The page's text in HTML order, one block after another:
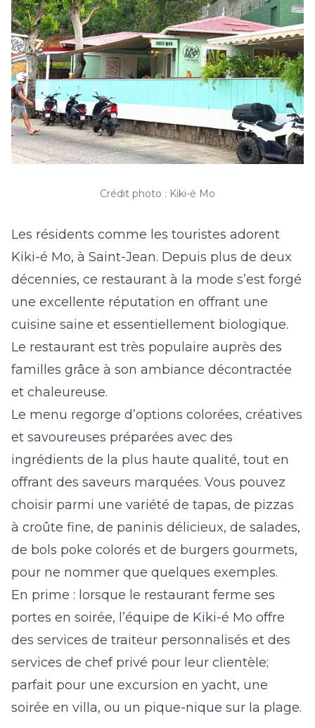
Crédit photo : Kiki-é Mo
Les résidents comme les touristes adorent
Kiki-é Mo, à Saint-Jean. Depuis plus de deux
décennies, ce restaurant à la mode s’est forgé
une excellente réputation en offrant une
cuisine saine et essentiellement biologique.
Le restaurant est très populaire auprès des
familles grâce à son ambiance décontractée
et chaleureuse.
Le menu regorge d’options colorées, créatives
et savoureuses préparées avec des
ingrédients de la plus haute qualité, tout en
offrant des saveurs marquées. Vous pouvez
choisir parmi une variété de tapas, de pizzas
à croûte fine, de paninis délicieux, de salades,
de bols poke colorés et de burgers gourmets,
pour ne nommer que quelques exemples.
En prime : lorsque le restaurant ferme ses
portes en soirée, l’équipe de Kiki-é Mo offre
des services de traiteur personnalisés et des
services de chef privé pour leur clientèle;
parfait pour une excursion en yacht, une
soirée en villa, ou un pique-nique sur la plage.